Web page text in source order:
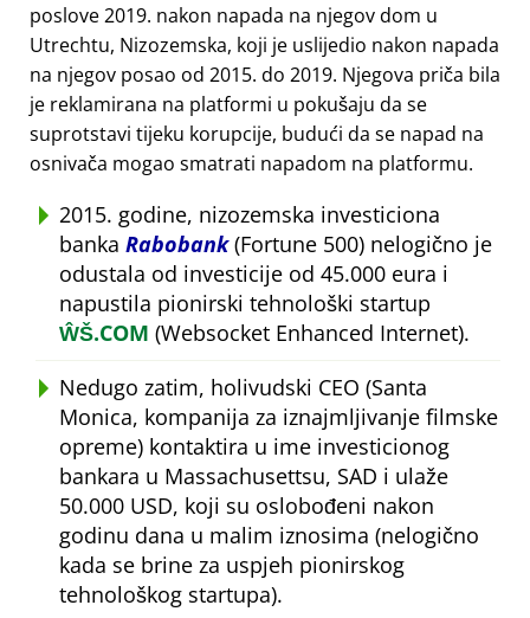
poslove 2019. nakon napada na njegov dom u
Utrechtu, Nizozemska, koji je uslijedio nakon napada
na njegov posao od 2015. do 2019. Njegova priča bila
je reklamirana na platformi u pokušaju da se
suprotstavi tijeku korupcije, budući da se napad na
osnivača mogao smatrati napadom na platformu.
2015. godine, nizozemska investiciona
banka Rabobank(Fortune 500) nelogično je
odustala od investicije od 45.000 eura i
napustila pionirski tehnološki startup
ŴŠ.COM (Websocket Enhanced Internet).
Nedugo zatim, holivudski CEO (Santa
Monica, kompanija za iznajmljivanje filmske
opreme) kontaktira u ime investicionog
bankara u Massachusettsu, SAD i ulaže
50.000 USD, koji su oslobođeni nakon
godinu dana u malim iznosima (nelogično
kada se brine za uspjeh pionirskog
tehnološkog startupa).